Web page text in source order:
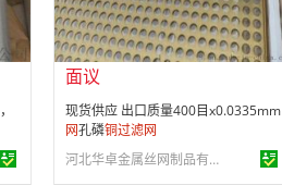
，
面议
现货供应 出口质量400目x0.0335mm
网孔磷铜过滤网
河北华卓金属丝网制品有限公司